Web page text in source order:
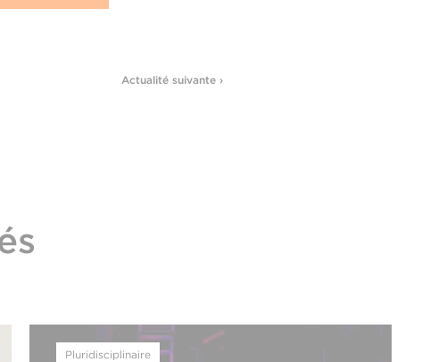
Actualité suivante ›
Pluridisciplinaire